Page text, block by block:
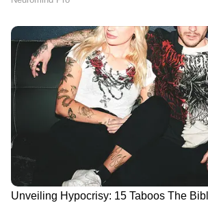
തത്സമയ അപ്‌ഡേറ്റുകളും
വിശകലനവും സമഗ്രമായ
എല്ലാം ഒരൊറ്റ സ്ഥലത്ത്.
എവിടെയും വിശ്വസനീയമായ
ലഭിക്കാൻ
Asianet News